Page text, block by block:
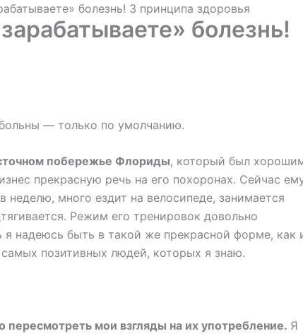
болезнь! 3 принципа здоровья
болезнь!
— только по умолчанию.
побережье Флориды, который был
прекрасную речь на его похоронах. Сейчас
много ездит на велосипеде, занимается
Режим его тренировок довольно
я надеюсь быть в такой же прекрасной форме, как
позитивных людей, которых я знаю.
пересмотреть мои взгляды на их употребление. Я